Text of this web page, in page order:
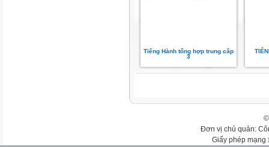
Tiếng Hành tổng hợp trung cấp
3
Đơn vị chủ quản:
Giấy phép mạng